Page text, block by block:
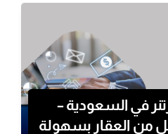
في السعودية –
من العقار بسهولة